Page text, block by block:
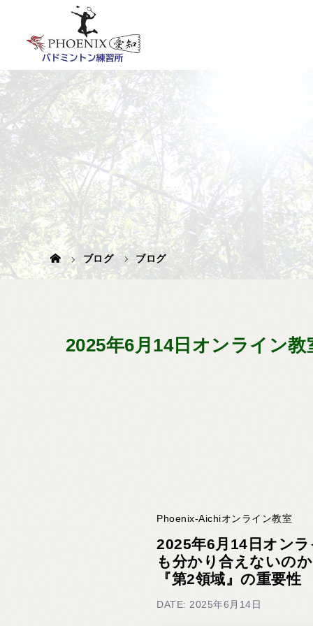
ブログ ブログ
2025年6月14日オンライン
Phoenix-Aichiオンライン教室
2025年6月14日オン
も分かり合えないの
『第2領域』の重要性
DATE: 2025年6月14日